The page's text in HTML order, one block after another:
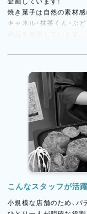
焼き菓子は自然の素材
キャネル・抹茶くん・ぶ
ボリューム感のある焼
展開も進めていく予定で
こんなスタッフが活
小規模な店舗のため、パ